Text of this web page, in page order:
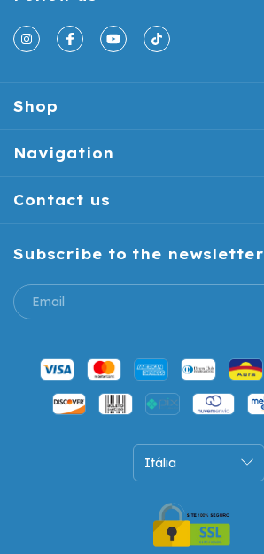
Shop
Navigation
Contact us
Subscribe to the newsletter